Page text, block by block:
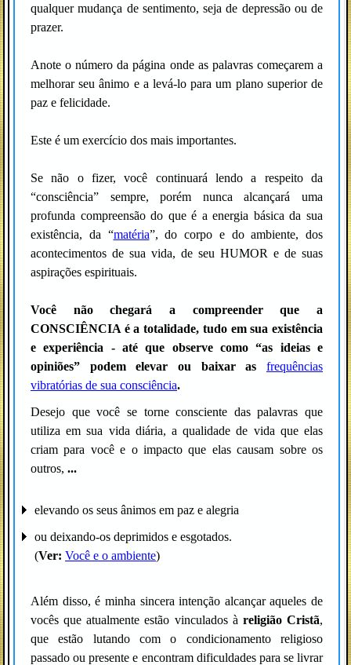
qualquer mudança de sentimento, seja de depressão ou de
prazer.
Anote o número da página onde as palavras começarem a
melhorar seu ânimo e a levá-lo para um plano superior de
paz e felicidade.
Este é um exercício dos mais importantes.
Se não o fizer, você continuará lendo a respeito da
“consciência” sempre, porém nunca alcançará uma
profunda compreensão do que é a energia básica da sua
existência, da “matéria”, do corpo e do ambiente, dos
acontecimentos de sua vida, de seu HUMOR e de suas
aspirações espirituais.
Você não chegará a compreender que a
CONSCIÊNCIA é a totalidade, tudo em sua existência
e experiência - até que observe como “as ideias e
opiniões” podem elevar ou baixar as frequências
vibratórias de sua consciência.
Desejo que você se torne consciente das palavras que
utiliza em sua vida diária, a qualidade de vida que elas
criam para você e o impacto que elas causam sobre os
outros, ...
elevando os seus ânimos em paz e alegria
ou deixando-os deprimidos e esgotados.
(Ver: Você e o ambiente)
Além disso, é minha sincera intenção alcançar aqueles de
vocês que atualmente estão vinculados à religião Cristã,
que estão lutando com o condicionamento religioso
passado ou presente e encontram dificuldades para se livrar